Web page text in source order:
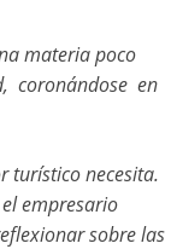
materia poco
coronándose en
turístico necesita.
empresario
sobre las